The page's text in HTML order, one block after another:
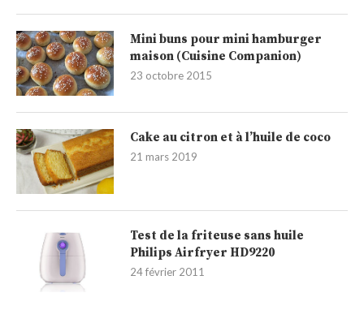
Mini buns pour mini hamburger
maison (Cuisine Companion)
23 octobre 2015
Cake au citron et à l’huile de coco
21 mars 2019
Test de la friteuse sans huile
Philips Airfryer HD9220
24 février 2011